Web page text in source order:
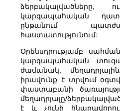
ձերբակալվածները,
կարգապահական
ընթանում
հաստատությունում:
Օրենսդրությամբ
կարգապահական
ժամանակ,
իրավունք է տրվում
փաստաբանի
մեղադրյալը/
է և չունի